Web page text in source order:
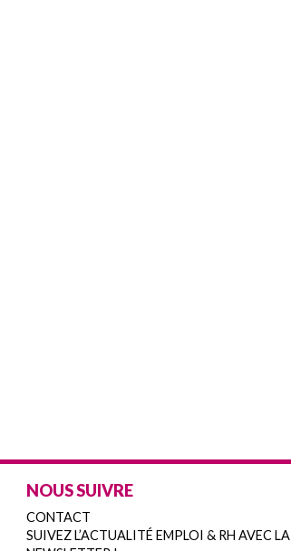
NOUS SUIVRE
CONTACT
SUIVEZ L’ACTUALITÉ EMPLOI & RH AVEC LA